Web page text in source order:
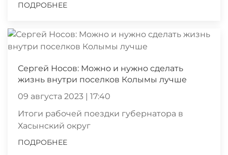
ПОДРОБНЕЕ
Сергей Носов: Можно и нужно сделать
жизнь внутри поселков Колымы лучше
09 августа 2023 | 17:40
Итоги рабочей поездки губернатора в
Хасынский округ
ПОДРОБНЕЕ